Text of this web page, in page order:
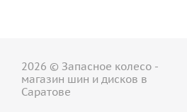
2026 © Запасное колесо -
магазин шин и дисков в
Саратове